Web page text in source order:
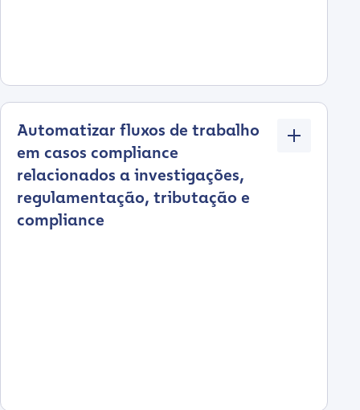
Automatizar fluxos de trabalho
em casos compliance
relacionados a investigações,
regulamentação, tributação e
compliance